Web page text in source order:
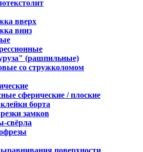
вверх
вниз
(рашпильные)
со стружколомом
сферические / плоские
борта
замков
свёрла
поверхности